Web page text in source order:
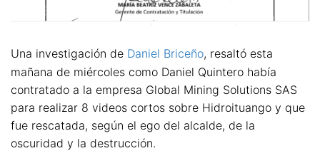
Una investigación de Daniel Briceño, resaltó esta
mañana de miércoles como Daniel Quintero había
contratado a la empresa Global Mining Solutions SAS
para realizar 8 videos cortos sobre Hidroituango y que
fue rescatada, según el ego del alcalde, de la
oscuridad y la destrucción.